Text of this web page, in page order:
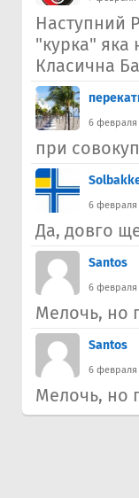
Наступний
"курка" яка
Класична
6 февраля
при
6 февраля
Да, довго
Santos
6 февраля
Мелочь, но
Santos
6 февраля
Мелочь, но